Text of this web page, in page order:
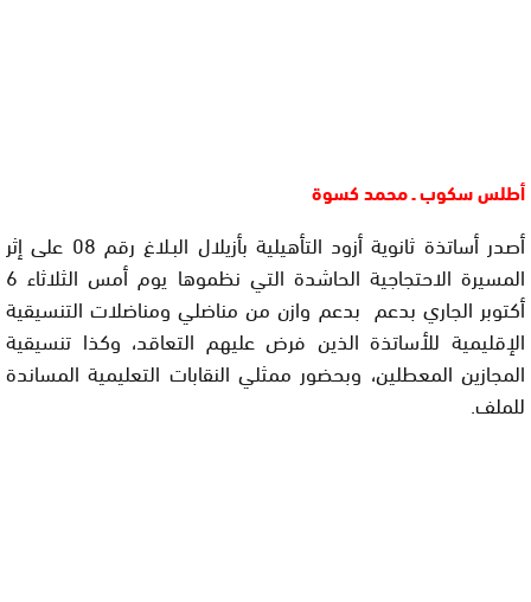
أطلس سكوب ـ محمد كسوة
أصدر أساتذة ثانوية أزود التأهيلية بأزيلال البـلاغ رقم 08 على إثر
المسيرة الاحتجاجية الحاشدة التي نظموها يوم أمس الثلاثاء 6
أكتوبر الجاري بدعم بدعم وازن من مناضلي ومناضلات التنسيقية
الإقليمية للأساتذة الذين فرض عليهم التعاقد، وكذا تنسيقية
المجازين المعطلين، وبحضور ممثلي النقابات التعليمية المساندة
للملف.